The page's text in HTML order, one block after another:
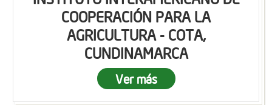
COOPERACIÓN PARA LA
AGRICULTURA - COTA,
CUNDINAMARCA
Ver más